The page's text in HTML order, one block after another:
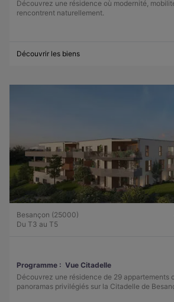
Découvrez une résidence où modernité,
rencontrent naturellement.
Découvrir les biens
Besançon (25000)
Du T3 au T5
Programme : Vue Citadelle
Découvrez une résidence de 29 appartements
panoramas privilégiés sur la Citadelle de